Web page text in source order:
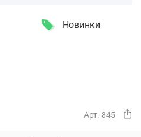
Новинки
Арт. 845